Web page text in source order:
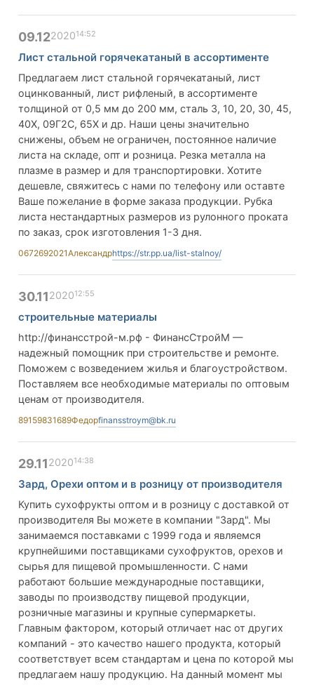
09.12202014:52
Лист стальной горячекатаный в ассортименте
Предлагаем лист стальной горячекатаный, лист
оцинкованный, лист рифленый, в ассортименте
толщиной от 0,5 мм до 200 мм, сталь 3, 10, 20, 30, 45,
40Х, 09Г2С, 65Х и др. Наши цены значительно
снижены, объем не ограничен, постоянное наличие
листа на складе, опт и розница. Резка металла на
плазме в размер и для транспортировки. Хотите
дешевле, свяжитесь с нами по телефону или оставте
Ваше пожелание в форме заказа продукции. Рубка
листа нестандартных размеров из рулонного проката
по заказ, срок изготовления 1-3 дня.
0672692021Александрhttps://str.pp.ua/list-stalnoy/
30.11202012:55
строительные материалы
http://финансстрой-м.рф - ФинансСтройМ —
надежный помощник при строительстве и ремонте.
Поможем с возведением жилья и благоустройством.
Поставляем все необходимые материалы по оптовым
ценам от производителя.
89159831689Федорfinansstroym@bk.ru
29.11202014:38
Зард, Орехи оптом и в розницу от производителя
Купить сухофрукты оптом и в розницу с доставкой от
производителя Вы можете в компании "Зард". Мы
занимаемся поставками с 1999 года и являемся
крупнейшими поставщиками сухофруктов, орехов и
сырья для пищевой промышленности. С нами
работают большие международные поставщики,
заводы по производству пищевой продукции,
розничные магазины и крупные супермаркеты.
Главным фактором, который отличает нас от других
компаний - это качество нашего продукта, который
соответствует всем стандартам и цена по которой мы
предлагаем нашу продукцию. На данный момент мы